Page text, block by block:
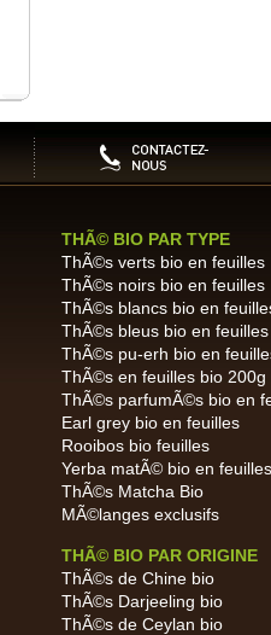
THÃ© BIO PAR TYPE
ThÃ©s verts bio en feuilles
ThÃ©s noirs bio en feuilles
ThÃ©s blancs bio en
ThÃ©s bleus bio en feuilles
ThÃ©s pu-erh bio en
ThÃ©s en feuilles bio 200g
ThÃ©s parfumÃ©s bio en
Earl grey bio en feuilles
Rooibos bio feuilles
Yerba matÃ© bio en feuilles
ThÃ©s Matcha Bio
MÃ©langes exclusifs
THÃ© BIO PAR ORIGINE
ThÃ©s de Chine bio
ThÃ©s Darjeeling bio
ThÃ©s de Ceylan bio